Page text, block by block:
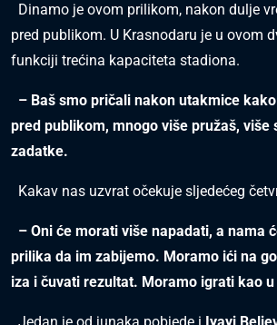
Dinamo je ovom prilikom, nakon dulje
pred publikom. U Krasnodaru je u ovom
funkciji trećina kapaciteta stadiona.
– Baš smo pričali nakon utakmice
pred publikom, mnogo više pružaš, više
zadatke.
Kakav nas uzvrat očekuje sljedećeg
– Oni će morati više napadati, a nama
prilika da im zabijemo. Moramo ići na
iza i čuvati rezultat. Moramo igrati kao